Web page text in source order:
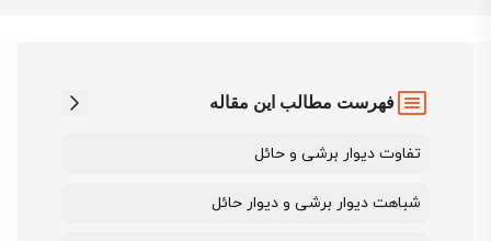
فهرست مطالب این مقاله
تفاوت دیوار برشی و حائل
شباهت دیوار برشی و دیوار حائل